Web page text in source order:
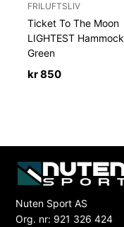
FRILUFTSLIV
Ticket To The Moon
LIGHTEST Hammock
Green
kr850
Nuten Sport AS
Org. nr: 921 326 424